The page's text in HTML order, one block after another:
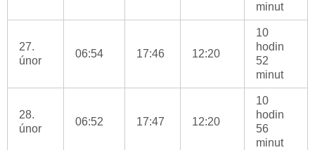
minut
27.
únor
06:54 17:46 12:20
10
hodin
52
minut
28.
únor
06:52 17:47 12:20
10
hodin
56
minut